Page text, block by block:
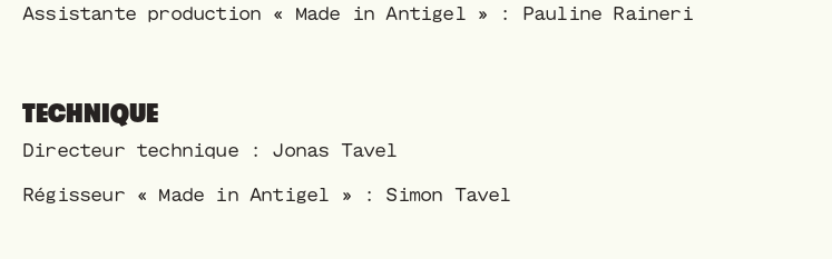
Assistante production « Made in Antigel » : Pauline Raineri
TECHNIQUE
Directeur technique : Jonas Tavel
Régisseur « Made in Antigel » : Simon Tavel